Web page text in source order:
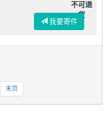
不可退
货
我要寄件
末页